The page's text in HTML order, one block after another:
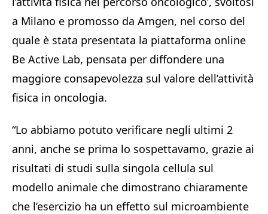
a Milano e promosso da Amgen, nel corso del
quale è stata presentata la piattaforma online
Be Active Lab, pensata per diffondere una
maggiore consapevolezza sul valore dell’attività
fisica in oncologia.
“Lo abbiamo potuto verificare negli ultimi 2
anni, anche se prima lo sospettavamo, grazie ai
risultati di studi sulla singola cellula sul
modello animale che dimostrano chiaramente
che l’esercizio ha un effetto sul microambiente